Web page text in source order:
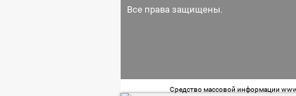
Все права защищены.
Средство массовой информации